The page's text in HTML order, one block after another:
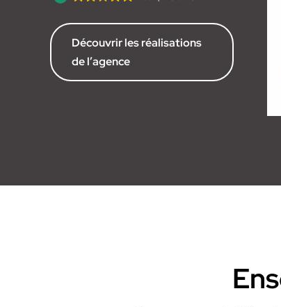
Découvrir les réalisations
de l’agence